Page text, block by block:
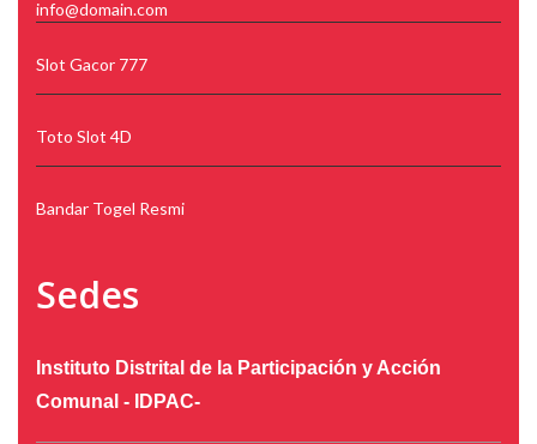
info@domain.com
Slot Gacor 777
Toto Slot 4D
Bandar Togel Resmi
Sedes
Instituto Distrital de la Participación y Acción
Comunal - IDPAC-